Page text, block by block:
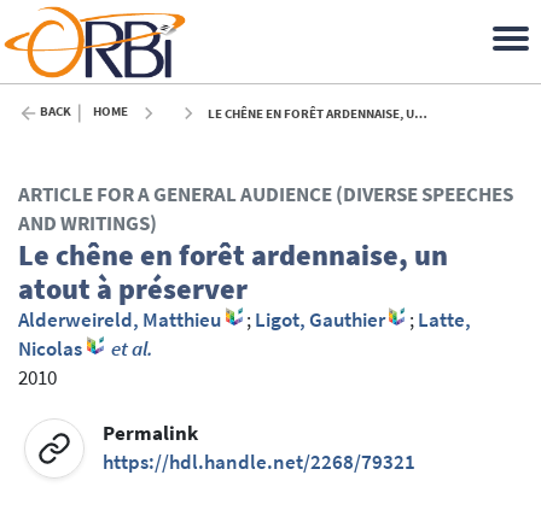
BACK HOME LE CHÊNE EN FORÊT ARDENNAISE, UN ATOUT À PRÉSERVER - 2010
ARTICLE FOR A GENERAL AUDIENCE (DIVERSE SPEECHES
AND WRITINGS)
Le chêne en forêt ardennaise, un
atout à préserver
Alderweireld, Matthieu ;Ligot, Gauthier ;Latte,
Nicolas
et al.
2010
Permalink
https://hdl.handle.net/2268/79321